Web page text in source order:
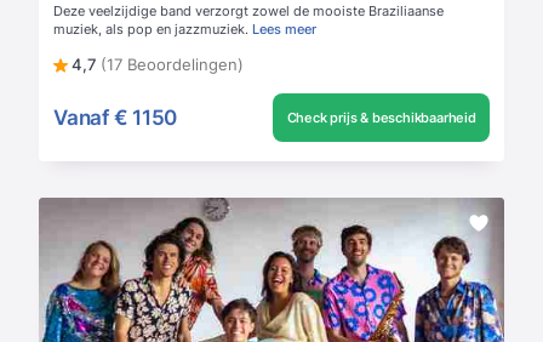
Deze veelzijdige band verzorgt zowel de mooiste Braziliaanse
muziek, als pop en jazzmuziek. Lees meer
4,7 (17 Beoordelingen)
Vanaf € 1150 Check prijs & beschikbaarheid